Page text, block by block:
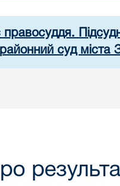
районний суд міста